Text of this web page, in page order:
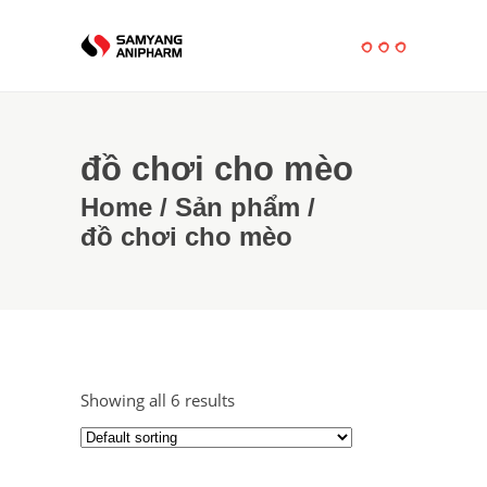
đồ chơi cho mèo
Home / Sản phẩm /
đồ chơi cho mèo
Showing all 6 results